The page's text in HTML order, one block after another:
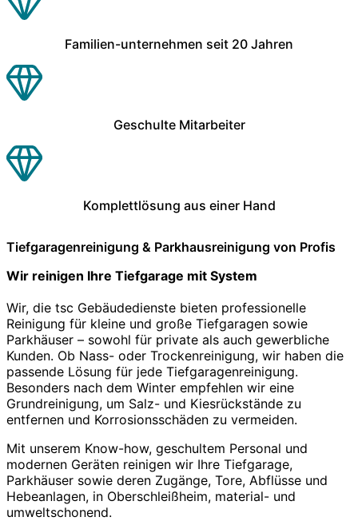
Familien-unternehmen seit 20 Jahren
Geschulte Mitarbeiter
Komplettlösung aus einer Hand
Tiefgaragenreinigung & Parkhausreinigung von Profis
Wir reinigen Ihre Tiefgarage mit System
Wir, die tsc Gebäudedienste bieten professionelle
Reinigung für kleine und große Tiefgaragen sowie
Parkhäuser – sowohl für private als auch gewerbliche
Kunden. Ob Nass- oder Trockenreinigung, wir haben die
passende Lösung für jede Tiefgaragenreinigung.
Besonders nach dem Winter empfehlen wir eine
Grundreinigung, um Salz- und Kiesrückstände zu
entfernen und Korrosionsschäden zu vermeiden.
Mit unserem Know-how, geschultem Personal und
modernen Geräten reinigen wir Ihre Tiefgarage,
Parkhäuser sowie deren Zugänge, Tore, Abflüsse und
Hebeanlagen, in Oberschleißheim, material- und
umweltschonend.